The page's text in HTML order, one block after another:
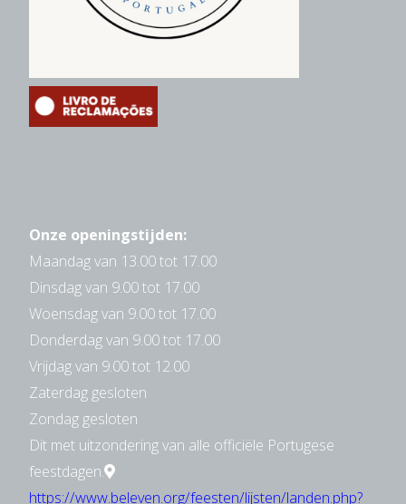
Onze openingstijden:
Maandag van 13.00 tot 17.00
Dinsdag van 9.00 tot 17.00
Woensdag van 9.00 tot 17.00
Donderdag van 9.00 tot 17.00
Vrijdag van 9.00 tot 12.00
Zaterdag gesloten
Zondag gesloten
Dit met uitzondering van alle officiële Portugese
feestdagen.
https://www.beleven.org/feesten/lijsten/landen.php?